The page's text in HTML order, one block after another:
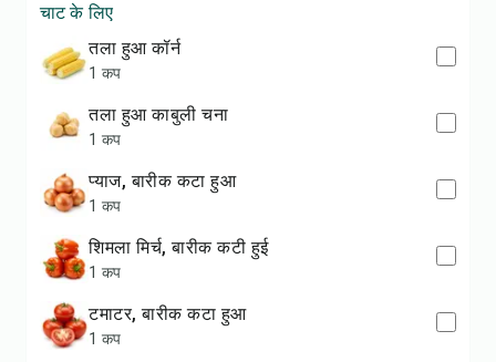
चाट के लिए
तला हुआ कॉर्न
1 कप
तला हुआ काबुली चना
1 कप
प्याज, बारीक कटा हुआ
1 कप
शिमला मिर्च, बारीक कटी हुई
1 कप
टमाटर, बारीक कटा हुआ
1 कप